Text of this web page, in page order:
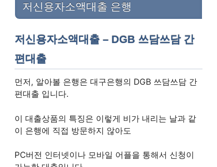
저신용자소액대출 은행
저신용자소액대출 – DGB 쓰담쓰담 간
편대출
먼저, 알아볼 은행은 대구은행의 DGB 쓰담쓰담 간
편대출 입니다.
이 대출상품의 특징은 이렇게 비가 내리는 날과 같
이 은행에 직접 방문하지 않아도
PC버전 인터넷이나 모바일 어플을 통해서 신청이